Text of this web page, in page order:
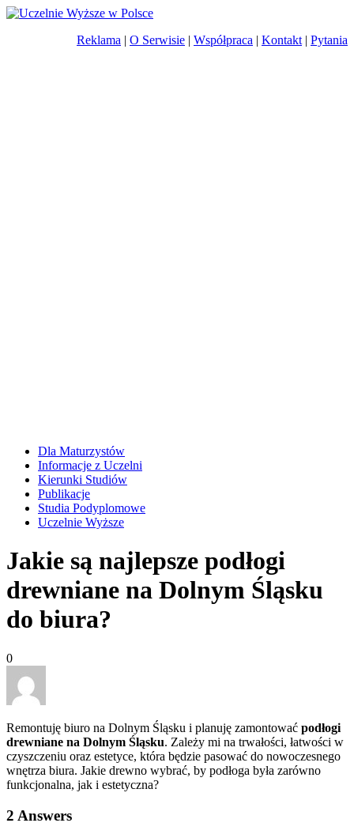
Reklama | O Serwisie | Współpraca | Kontakt | Pytania
Dla Maturzystów
Informacje z Uczelni
Kierunki Studiów
Publikacje
Studia Podyplomowe
Uczelnie Wyższe
Jakie są najlepsze podłogi
drewniane na Dolnym Śląsku
do biura?
0
Remontuję biuro na Dolnym Śląsku i planuję zamontować podłogi
drewniane na Dolnym Śląsku. Zależy mi na trwałości, łatwości w
czyszczeniu oraz estetyce, która będzie pasować do nowoczesnego
wnętrza biura. Jakie drewno wybrać, by podłoga była zarówno
funkcjonalna, jak i estetyczna?
2 Answers